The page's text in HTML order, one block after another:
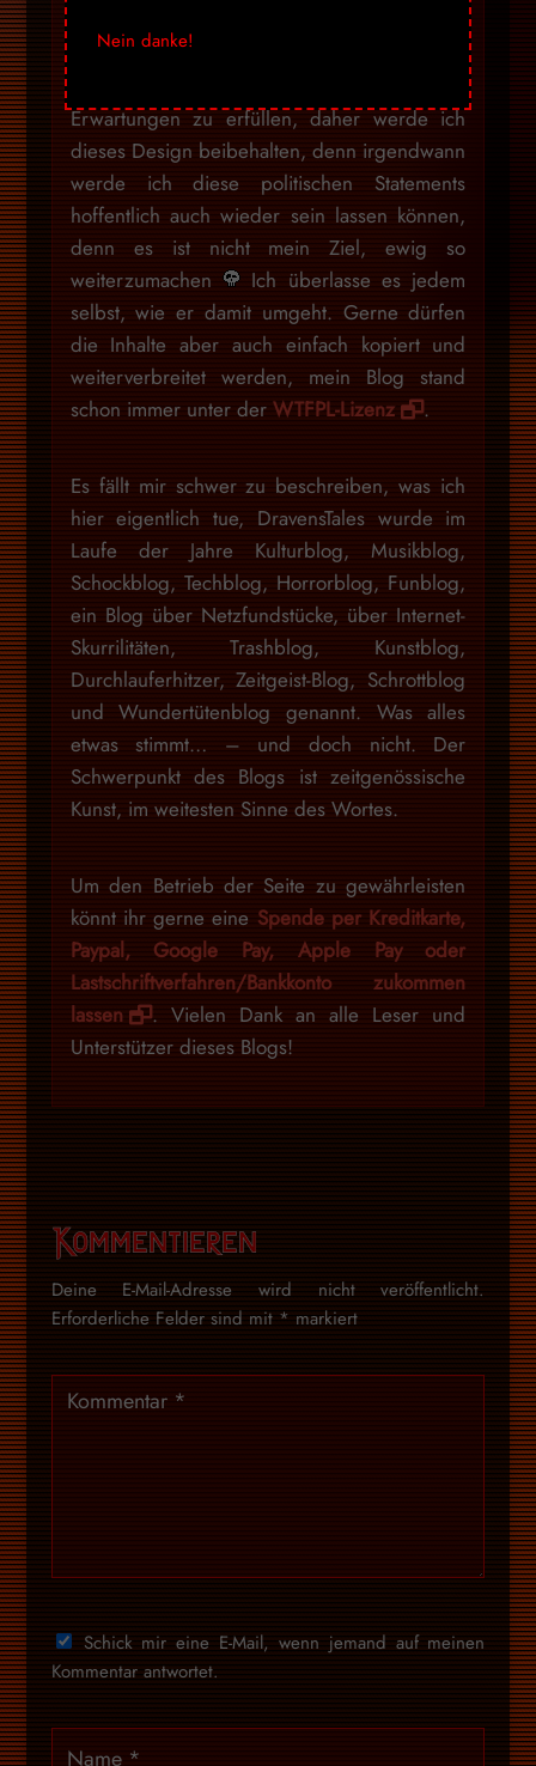
Ich will niemandem Honig ums Maul
Erwartungen zu erfüllen, daher werde ich
dieses Design beibehalten, denn irgendwann
werde ich diese politischen Statements
hoffentlich auch wieder sein lassen können,
denn es ist nicht mein Ziel, ewig so
weiterzumachen
Ich überlasse es jedem
selbst, wie er damit umgeht. Gerne dürfen
die Inhalte aber auch einfach kopiert und
weiterverbreitet werden, mein Blog stand
schon immer unter der WTFPL-Lizenz .
Es fällt mir schwer zu beschreiben, was ich
hier eigentlich tue, DravensTales wurde im
Laufe der Jahre Kulturblog, Musikblog,
Schockblog, Techblog, Horrorblog, Funblog,
ein Blog über Netzfundstücke, über Internet-
Skurrilitäten, Trashblog, Kunstblog,
Durchlauferhitzer, Zeitgeist-Blog, Schrottblog
und Wundertütenblog genannt. Was alles
etwas stimmt… – und doch nicht. Der
Schwerpunkt des Blogs ist zeitgenössische
Kunst, im weitesten Sinne des Wortes.
Um den Betrieb der Seite zu gewährleisten
könnt ihr gerne eine Spende per Kreditkarte,
Paypal, Google Pay, Apple Pay oder
Lastschriftverfahren/Bankkonto zukommen
lassen
. Vielen Dank an alle Leser und
Unterstützer dieses Blogs!
Kommentieren
Deine E-Mail-Adresse wird nicht veröffentlicht.
Erforderliche Felder sind mit * markiert
Schick mir eine E-Mail, wenn jemand auf meinen
Kommentar antwortet.
Nein danke!